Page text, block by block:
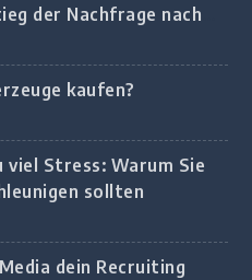
der Nachfrage nach
bei deutschen
kaufen?
viel Stress: Warum Sie
sollten
dein Recruiting